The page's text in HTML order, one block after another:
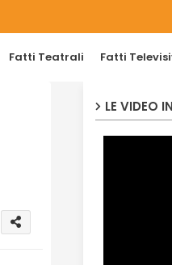
Fatti Teatrali Fatti
LE VIDEO